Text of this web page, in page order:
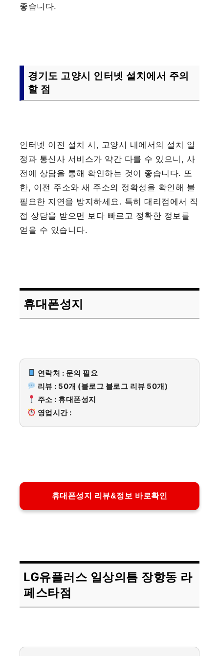
좋습니다.
경기도 고양시 인터넷 설치에서 주의
할 점
인터넷 이전 설치 시, 고양시 내에서의 설치 일
정과 통신사 서비스가 약간 다를 수 있으니, 사
전에 상담을 통해 확인하는 것이 좋습니다. 또
한, 이전 주소와 새 주소의 정확성을 확인해 불
필요한 지연을 방지하세요. 특히 대리점에서 직
접 상담을 받으면 보다 빠르고 정확한 정보를
얻을 수 있습니다.
휴대폰성지
연락처 : 문의 필요
리뷰 : 50개 (블로그 블로그 리뷰 50개)
주소 : 휴대폰성지
영업시간 :
휴대폰성지 리뷰&정보 바로확인
LG유플러스 일상의틈 장항동 라
페스타점